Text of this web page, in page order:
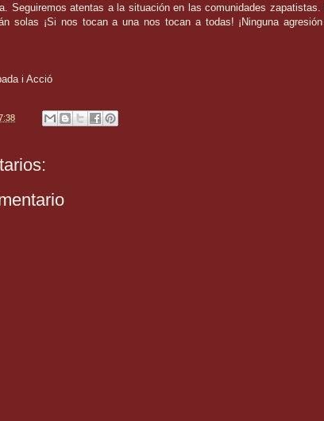
Seguiremos atentas a la situación en las comunidades zapatistas.
solas ¡Si nos tocan a una nos tocan a todas! ¡Ninguna
i Acció